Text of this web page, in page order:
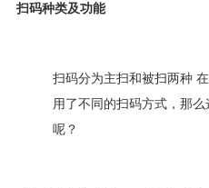
扫码种类及功能
扫码分为主扫和被扫两种
用了不同的扫码方式，那
呢？